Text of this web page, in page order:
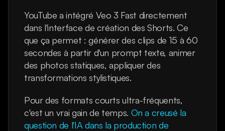
YouTube a intégré Veo 3 Fast directement
dans l'interface de création des Shorts. Ce
que ça permet : générer des clips de 15 à 60
secondes à partir d'un prompt texte, animer
des photos statiques, appliquer des
transformations stylistiques.
Pour des formats courts ultra-fréquents,
c'est un vrai gain de temps. On a creusé la
question de l'IA dans la production de